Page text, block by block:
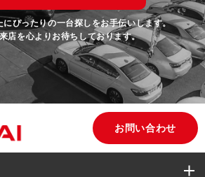
にぴったりの一台探しをお手伝いします。
店を心よりお待ちしております。
お問い合わせ